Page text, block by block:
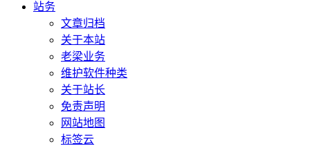
站务
文章归档
关于本站
老梁业务
维护软件种类
关于站长
免责声明
网站地图
标签云